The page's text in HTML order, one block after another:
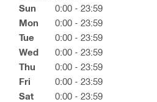
Sun
0:00 - 23:59
Mon
0:00 - 23:59
Tue
0:00 - 23:59
Wed
0:00 - 23:59
Thu
0:00 - 23:59
Fri
0:00 - 23:59
Sat
0:00 - 23:59